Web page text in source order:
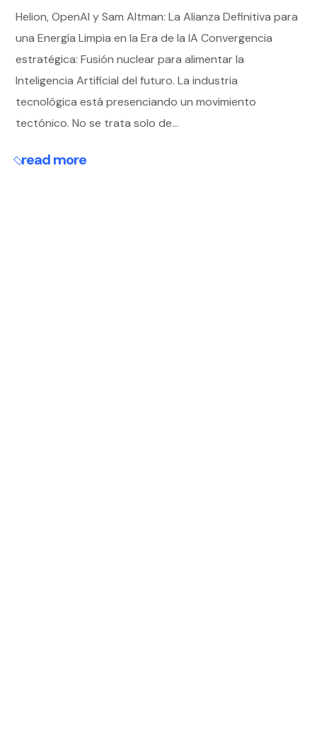
Helion, OpenAI y Sam Altman: La Alianza Definitiva para
una Energía Limpia en la Era de la IA Convergencia
estratégica: Fusión nuclear para alimentar la
Inteligencia Artificial del futuro. La industria
tecnológica está presenciando un movimiento
tectónico. No se trata solo de...
read more